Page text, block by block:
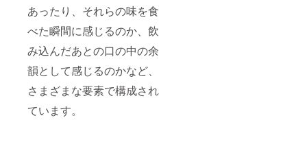
あったり、それらの味を食
べた瞬間に感じるのか、飲
み込んだあとの口の中の余
韻として感じるのかなど、
さまざまな要素で構成され
ています。